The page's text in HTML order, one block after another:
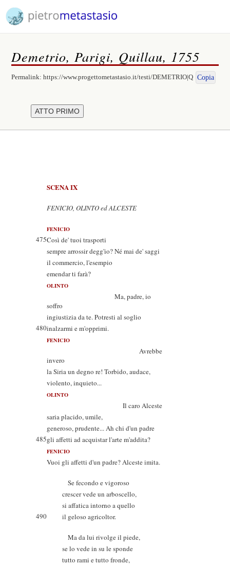
Demetrio, Parigi, Quillau, 1755
Permalink:https://www.progettometastasio.it/testi/DEMETRIO|Q Copia
SCENA IX
FENICIO, OLINTO ed ALCESTE
FENICIO
475Così de' tuoi trasporti
sempre arrossir degg'io? Né mai de' saggi
il commercio, l'esempio
emendar ti farà?
OLINTO
Ma, padre, io
soffro
ingiustizia da te. Potresti al soglio
480inalzarmi e m'opprimi.
FENICIO
Avrebbe
invero
la Siria un degno re! Torbido, audace,
violento, inquieto...
OLINTO
Il caro Alceste
saria placido, umile,
generoso, prudente... Ah chi d'un padre
485gli affetti ad acquistar l'arte m'addita?
FENICIO
Vuoi gli affetti d'un padre? Alceste imita.
Se fecondo e vigoroso
crescer vede un arboscello,
si affatica intorno a quello
490
il geloso agricoltor.
Ma da lui rivolge il piede,
se lo vede in su le sponde
tutto rami e tutto fronde,